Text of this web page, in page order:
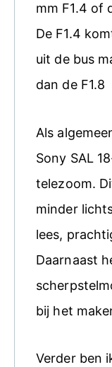
mm F1.4 of
De F1.4
uit de bus
dan de F1.8
Als
Sony SAL
telezoom.
minder
lees,
Daarnaast
bij het
Verder ben